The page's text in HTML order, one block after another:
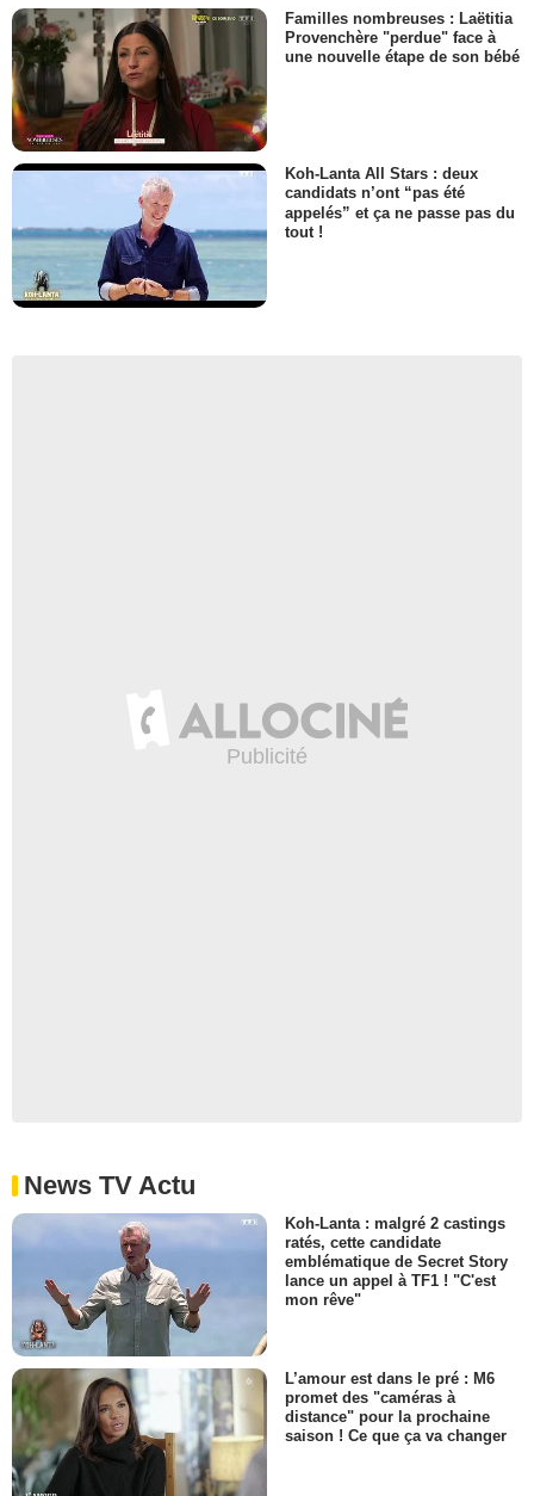
Familles nombreuses : Laëtitia
Provenchère "perdue" face à
une nouvelle étape de son bébé
Koh-Lanta All Stars : deux
candidats n’ont “pas été
appelés” et ça ne passe pas du
tout !
News TV Actu
Koh-Lanta : malgré 2 castings
ratés, cette candidate
emblématique de Secret Story
lance un appel à TF1 ! "C'est
mon rêve"
L’amour est dans le pré : M6
promet des "caméras à
distance" pour la prochaine
saison ! Ce que ça va changer